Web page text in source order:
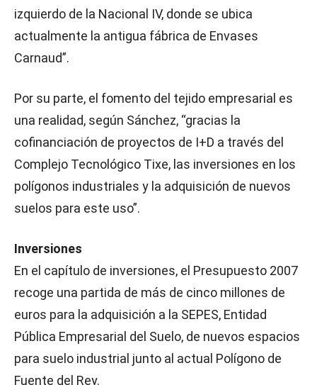
izquierdo de la Nacional IV, donde se ubica
actualmente la antigua fábrica de Envases
Carnaud”.
Por su parte, el fomento del tejido empresarial es
una realidad, según Sánchez, “gracias la
cofinanciación de proyectos de I+D a través del
Complejo Tecnológico Tixe, las inversiones en los
polígonos industriales y la adquisición de nuevos
suelos para este uso”.
Inversiones
En el capítulo de inversiones, el Presupuesto 2007
recoge una partida de más de cinco millones de
euros para la adquisición a la SEPES, Entidad
Pública Empresarial del Suelo, de nuevos espacios
para suelo industrial junto al actual Polígono de
Fuente del Rey.